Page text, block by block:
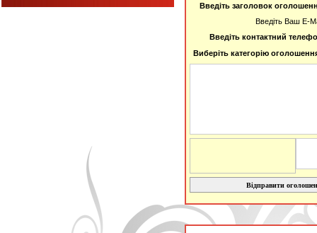
Введіть заголовок
Введіть Ваш E-
Введіть контактний
Виберіть категорію
Відправити